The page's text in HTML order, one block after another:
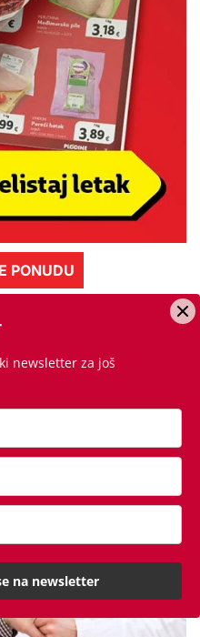
PONUDU
newsletter za još
na newsletter